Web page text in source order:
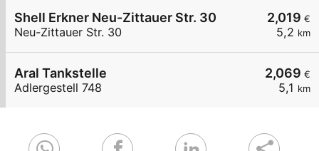
2,019 €
5,2 km
Shell Erkner Neu-Zittauer Str. 30
Neu-Zittauer Str. 30
2,069 €
5,1 km
Aral Tankstelle
Adlergestell 748